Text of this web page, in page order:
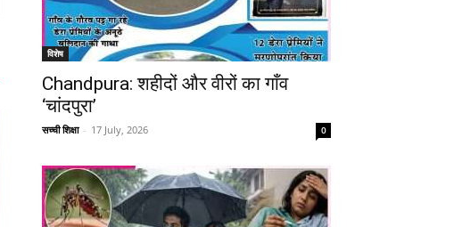
विशेष
Chandpura: शहीदों और वीरों का गाँव
‘चांदपुरा’
सच्ची शिक्षा - 17 July, 2026 0